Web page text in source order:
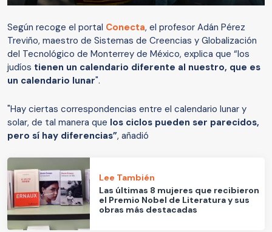
Según recoge el portal Conecta, el profesor Adán Pérez
Treviño, maestro de Sistemas de Creencias y Globalización
del Tecnológico de Monterrey de México, explica que “los
judíos tienen un calendario diferente al nuestro, que es
un calendario lunar".
"Hay ciertas correspondencias entre el calendario lunar y
solar, de tal manera que los ciclos pueden ser parecidos,
pero sí hay diferencias”, añadió
Lee También
Las últimas 8 mujeres que recibieron
el Premio Nobel de Literatura y sus
obras más destacadas